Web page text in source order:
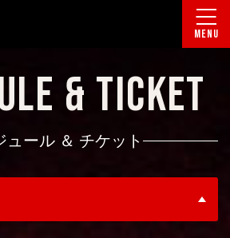
MENU
& TICKET
ュール ＆ チケット